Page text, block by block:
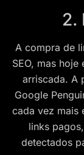
2.
A compra de
SEO, mas
arriscada. A
Google
cada vez mais
links
detectados